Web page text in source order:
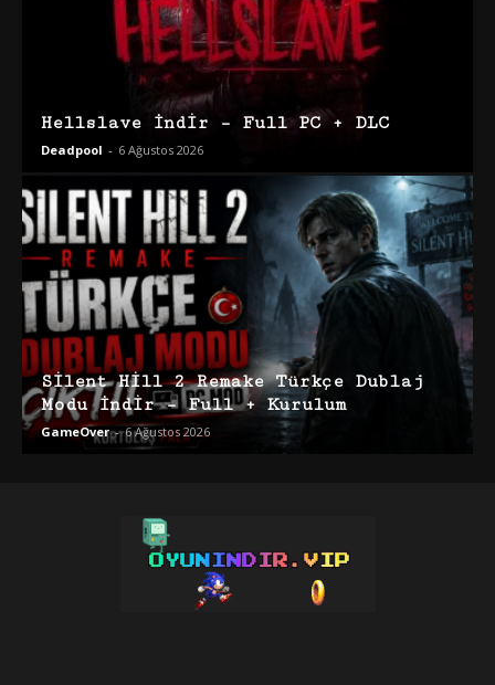
Hellslave İndir – Full PC + DLC
Deadpool - 6 Ağustos 2026
Silent Hill 2 Remake Türkçe Dublaj
Modu İndir – Full + Kurulum
GameOver - 6 Ağustos 2026